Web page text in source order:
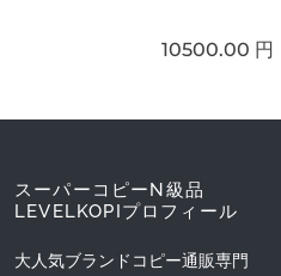
10500.00 円
スーパーコピーN級品
LEVELKOPIプロフィール
大人気ブランドコピー通販専門